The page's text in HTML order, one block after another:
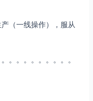
（一线操作），服从
。。。。。。。。。